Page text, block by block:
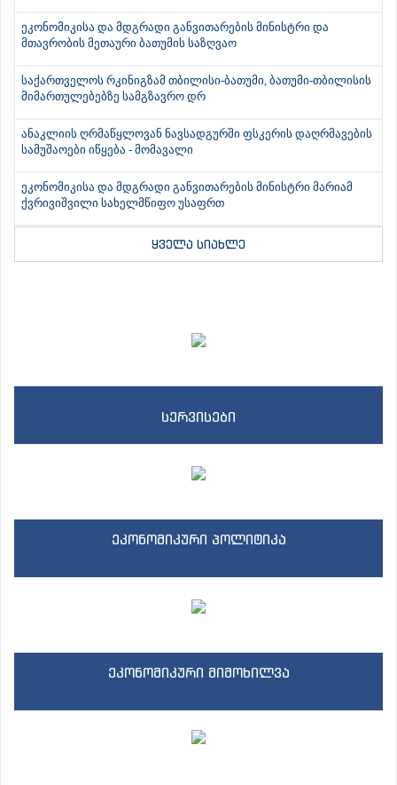
ეკონომიკისა და მდგრადი განვითარების მინისტრი და
მთავრობის მეთაური ბათუმის საზღვაო
საქართველოს რკინიგზამ თბილისი-ბათუმი, ბათუმი-თბილისის
მიმართულებებზე სამგზავრო დრ
ანაკლიის ღრმაწყლოვან ნავსადგურში ფსკერის დაღრმავების
სამუშაოები იწყება - მომავალი
ეკონომიკისა და მდგრადი განვითარების მინისტრი მარიამ
ქვრივიშვილი სახელმწიფო უსაფრთ
ყველა სიახლე
სერვისები
ეკონომიკური პოლიტიკა
ეკონომიკური მიმოხილვა